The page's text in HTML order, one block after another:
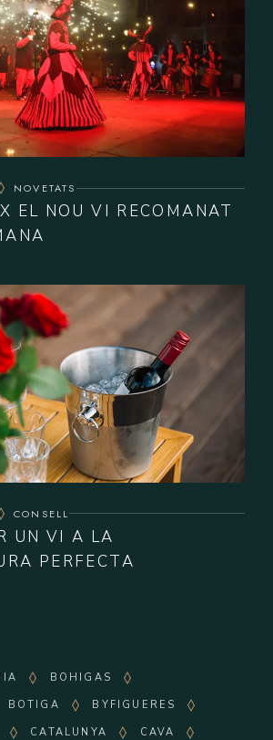
NOVETATS
EL NOU VI RECOMANAT
CONSELL
UN VI A LA
PERFECTA
BOHIGAS
BOTIGA
BYFIGUERES
CATALUNYA
CAVA